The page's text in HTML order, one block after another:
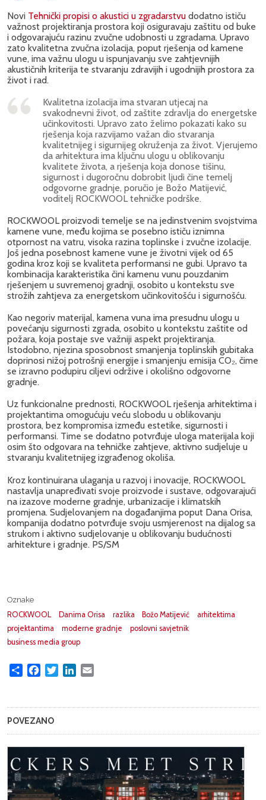
Novi Tehnički propisi o akustici u zgradarstvu dodatno ističu
važnost projektiranja prostora koji osiguravaju zaštitu od buke
i odgovarajuću razinu zvučne udobnosti u zgradama. Upravo
zato kvalitetna zvučna izolacija, poput rješenja od kamene
vune, ima važnu ulogu u ispunjavanju sve zahtjevnijih
akustičnih kriterija te stvaranju zdravijih i ugodnijih prostora za
život i rad.
Kvalitetna izolacija ima stvaran utjecaj na
svakodnevni život, od zaštite zdravlja do energetske
učinkovitosti. Upravo zato želimo pokazati kako su
rješenja koja razvijamo važan dio stvaranja
kvalitetnijeg i sigurnijeg okruženja za život. Vjerujemo
da arhitektura ima ključnu ulogu u oblikovanju
kvalitete života, a rješenja koja donose tišinu,
sigurnost i dugoročnu dobrobit ljudi čine temelj
odgovorne gradnje, poručio je Božo Matijević,
voditelj ROCKWOOL tehničke podrške.
ROCKWOOL proizvodi temelje se na jedinstvenim svojstvima
kamene vune, među kojima se posebno ističu iznimna
otpornost na vatru, visoka razina toplinske i zvučne izolacije.
Još jedna posebnost kamene vune je životni vijek od 65
godina kroz koji se kvaliteta performansi ne gubi. Upravo ta
kombinacija karakteristika čini kamenu vunu pouzdanim
rješenjem u suvremenoj gradnji, osobito u kontekstu sve
strožih zahtjeva za energetskom učinkovitošću i sigurnošću.
Kao negoriv materijal, kamena vuna ima presudnu ulogu u
povećanju sigurnosti zgrada, osobito u kontekstu zaštite od
požara, koja postaje sve važniji aspekt projektiranja.
Istodobno, njezina sposobnost smanjenja toplinskih gubitaka
doprinosi nižoj potrošnji energije i smanjenju emisija CO₂, čime
se izravno podupiru ciljevi održive i okolišno odgovorne
gradnje.
Uz funkcionalne prednosti, ROCKWOOL rješenja arhitektima i
projektantima omogućuju veću slobodu u oblikovanju
prostora, bez kompromisa između estetike, sigurnosti i
performansi. Time se dodatno potvrđuje uloga materijala koji
osim što odgovara na tehničke zahtjeve, aktivno sudjeluje u
stvaranju kvalitetnijeg izgrađenog okoliša.
Kroz kontinuirana ulaganja u razvoj i inovacije, ROCKWOOL
nastavlja unapređivati svoje proizvode i sustave, odgovarajući
na izazove moderne gradnje, urbanizacije i klimatskih
promjena. Sudjelovanjem na događanjima poput Dana Orisa,
kompanija dodatno potvrđuje svoju usmjerenost na dijalog sa
strukom i aktivno sudjelovanje u oblikovanju budućnosti
arhitekture i gradnje. PS/SM
Oznake
ROCKWOOL
Danima Orisa razlika Božo Matijević
arhitektima
projektantima
moderne gradnje
poslovni savjetnik
business media group
Share FacebookTwitterLinkedIn
POVEZANO